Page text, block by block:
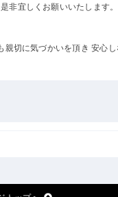
非宜しくお願いいたします。
切に気づかいを頂き 安心